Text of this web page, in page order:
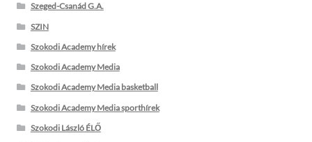
Szeged-Csanád G.A.
SZIN
Szokodi Academy hírek
Szokodi Academy Media
Szokodi Academy Media basketball
Szokodi Academy Media sporthírek
Szokodi László ÉLŐ